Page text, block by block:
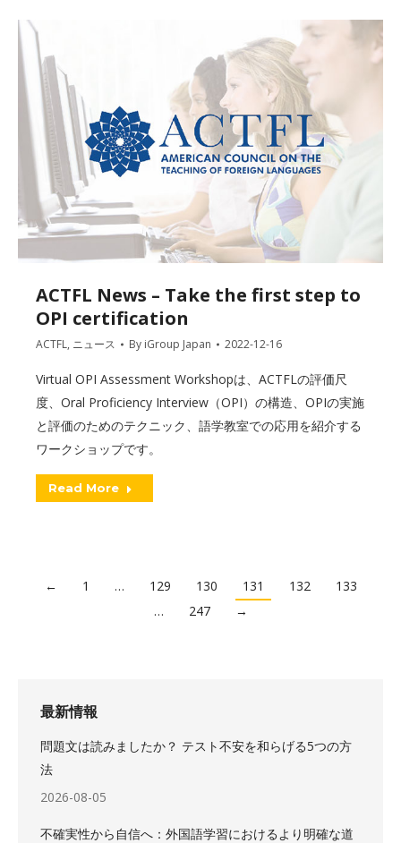
ACTFL News – Take the first step to
OPI certification
ACTFL, ニュース By iGroup Japan 2022-12-16
Virtual OPI Assessment Workshopは、ACTFLの評価尺
度、Oral Proficiency Interview（OPI）の構造、OPIの実施
と評価のためのテクニック、語学教室での応用を紹介する
ワークショップです。
Read More
← 1 … 129 130 131 132
133
…
247 →
最新情報
問題文は読みましたか？ テスト不安を和らげる5つの方
法
2026-08-05
不確実性から自信へ：外国語学習におけるより明確な道